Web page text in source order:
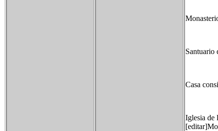
Santuario
Casa
Iglesia de